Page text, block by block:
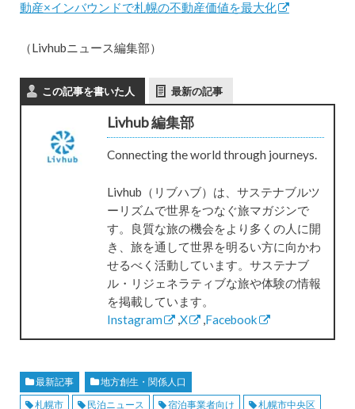
動産×インバウンドで札幌の不動産価値を最大化
（Livhubニュース編集部）
この記事を書いた人 最新の記事
Livhub 編集部
Connecting the world through journeys.
Livhub（リブハブ）は、サステナブルツ
ーリズムで世界をつなぐ旅マガジンで
す。良質な旅の機会をより多くの人に開
き、旅を通して世界を明るい方に向かわ
せるべく活動しています。サステナブ
ル・リジェネラティブな旅や体験の情報
を掲載しています。
Instagram
,X ,Facebook
最新記事
地方創生・関係人口
札幌市
民泊ニュース 宿泊事業者向け
札幌市中央区